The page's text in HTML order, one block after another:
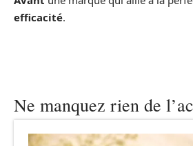
efficacité.
Ne manquez rien de